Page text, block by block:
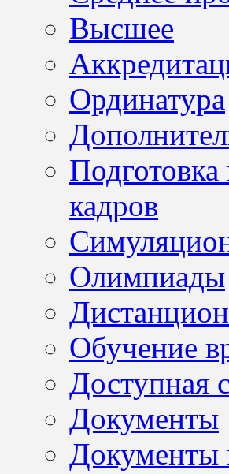
Высшее
Ординатура
кадров
Олимпиады
Обучение
Доступная
Документы